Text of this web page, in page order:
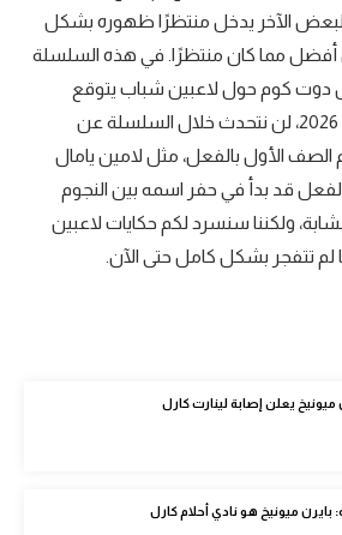
الآخر يدخل منتظرًا ظهوره بشكل
مما كان منتظرًا. في هذه السلسلة
كوم حول لاعبين شباب يتوقع
تألقهم في كأس العالم 2026، لن نتحدث خلال السلسلة عن
الأول بالفعل، مثل لامين يامال
قد بدأ في حفر اسمه بين النجوم
ولكننا سنسرد لكم حكايات لاعبين
لم تتفجر بشكل كامل حتى الآن.
ميونيخ يعلن إصابة لينارت كارل
بايرن ميونيخ هو نادي أحلام كارل